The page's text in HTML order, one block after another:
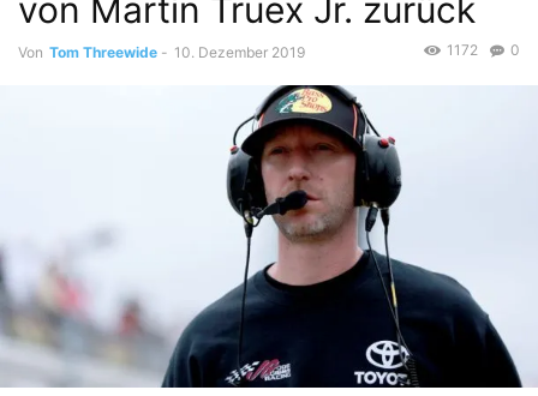
von Martin Truex Jr. zurück
Von Tom Threewide - 10. Dezember 2019 0
1172